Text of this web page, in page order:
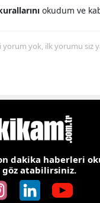
okudum ve
yok, ilk yorumu siz
dakika haberleri
göz atabilirsiniz.